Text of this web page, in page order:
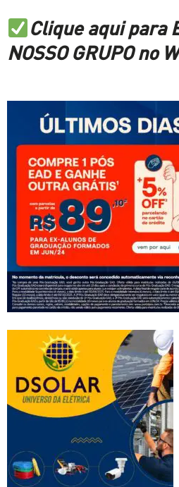
Clique aqui para
NOSSO GRUPO no